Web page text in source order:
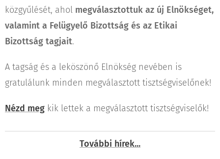
közgyűlését, ahol megválasztottuk az új Elnökséget,
valamint a Felügyelő Bizottság és az Etikai
Bizottság tagjait.
A tagság és a leköszönő Elnökség nevében is
gratulálunk minden megválasztott tisztségviselőnek!
Nézd meg kik lettek a megválasztott tisztségviselők!
További hírek...